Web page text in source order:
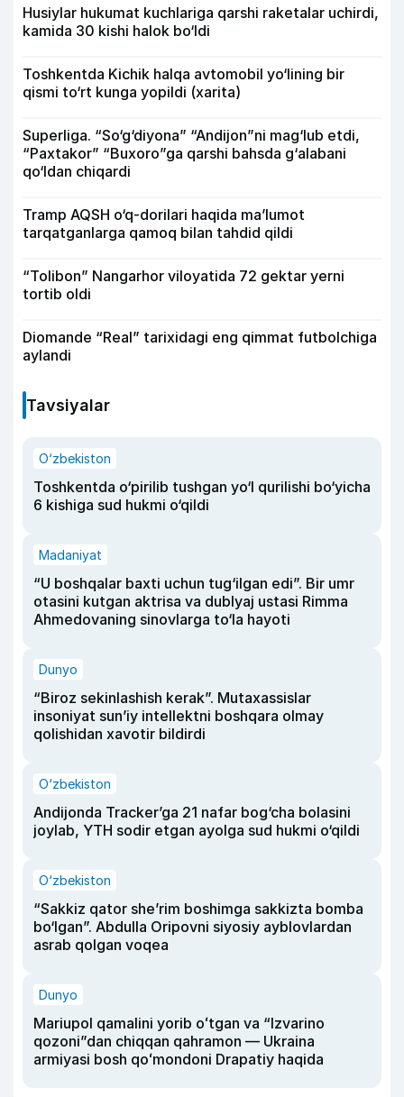
Husiylar hukumat kuchlariga qarshi raketalar uchirdi,
kamida 30 kishi halok bo‘ldi
Toshkentda Kichik halqa avtomobil yo‘lining bir
qismi to‘rt kunga yopildi (xarita)
Superliga. “So‘g‘diyona” “Andijon”ni mag‘lub etdi,
“Paxtakor” “Buxoro”ga qarshi bahsda g‘alabani
qo‘ldan chiqardi
Tramp AQSH o‘q-dorilari haqida ma’lumot
tarqatganlarga qamoq bilan tahdid qildi
“Tolibon” Nangarhor viloyatida 72 gektar yerni
tortib oldi
Diomande “Real” tarixidagi eng qimmat futbolchiga
aylandi
Tavsiyalar
O‘zbekiston
Toshkentda o‘pirilib tushgan yo‘l qurilishi bo‘yicha
6 kishiga sud hukmi o‘qildi
Madaniyat
“U boshqalar baxti uchun tug‘ilgan edi”. Bir umr
otasini kutgan aktrisa va dublyaj ustasi Rimma
Ahmedovaning sinovlarga to‘la hayoti
Dunyo
“Biroz sekinlashish kerak”. Mutaxassislar
insoniyat sun’iy intellektni boshqara olmay
qolishidan xavotir bildirdi
O‘zbekiston
Andijonda Tracker’ga 21 nafar bog‘cha bolasini
joylab, YTH sodir etgan ayolga sud hukmi o‘qildi
O‘zbekiston
“Sakkiz qator she’rim boshimga sakkizta bomba
bo‘lgan”. Abdulla Oripovni siyosiy ayblovlardan
asrab qolgan voqea
Dunyo
Mariupol qamalini yorib oʻtgan va “Izvarino
qozoni”dan chiqqan qahramon — Ukraina
armiyasi bosh qoʻmondoni Drapatiy haqida